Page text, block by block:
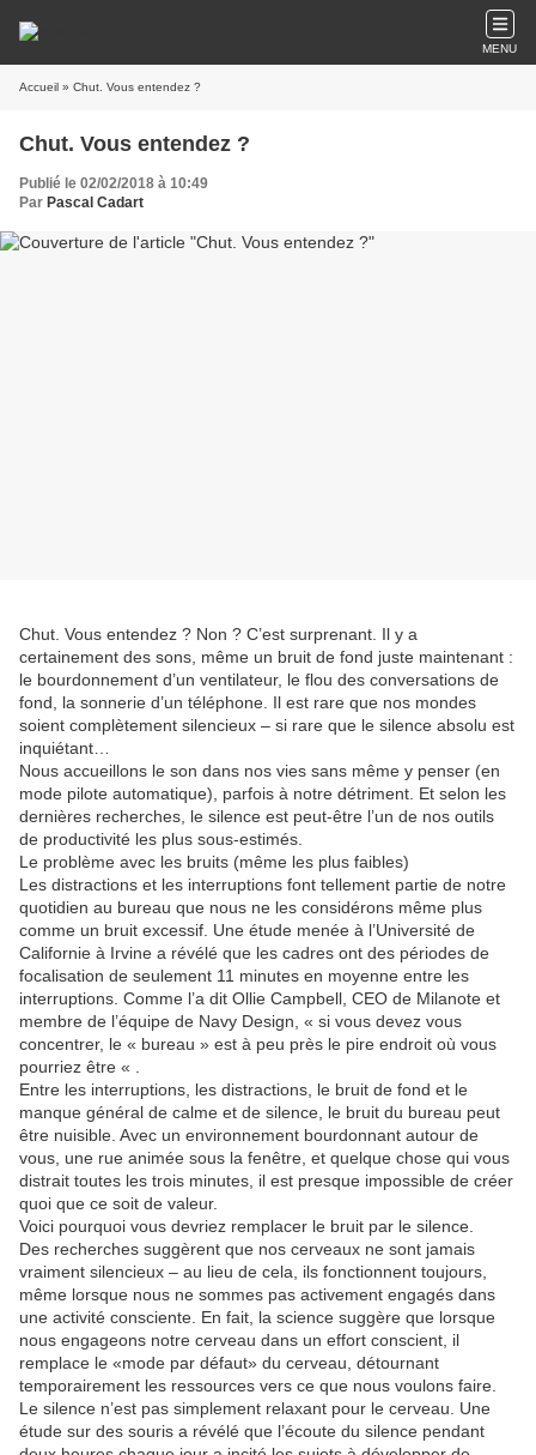
MENU
Accueil » Chut. Vous entendez ?
Chut. Vous entendez ?
Publié le 02/02/2018 à 10:49
Par Pascal Cadart
Chut. Vous entendez ? Non ? C’est surprenant. Il y a
certainement des sons, même un bruit de fond juste maintenant :
le bourdonnement d’un ventilateur, le flou des conversations de
fond, la sonnerie d’un téléphone. Il est rare que nos mondes
soient complètement silencieux – si rare que le silence absolu est
inquiétant…
Nous accueillons le son dans nos vies sans même y penser (en
mode pilote automatique), parfois à notre détriment. Et selon les
dernières recherches, le silence est peut-être l’un de nos outils
de productivité les plus sous-estimés.
Le problème avec les bruits (même les plus faibles)
Les distractions et les interruptions font tellement partie de notre
quotidien au bureau que nous ne les considérons même plus
comme un bruit excessif. Une étude menée à l’Université de
Californie à Irvine a révélé que les cadres ont des périodes de
focalisation de seulement 11 minutes en moyenne entre les
interruptions. Comme l’a dit Ollie Campbell, CEO de Milanote et
membre de l’équipe de Navy Design, « si vous devez vous
concentrer, le « bureau » est à peu près le pire endroit où vous
pourriez être « .
Entre les interruptions, les distractions, le bruit de fond et le
manque général de calme et de silence, le bruit du bureau peut
être nuisible. Avec un environnement bourdonnant autour de
vous, une rue animée sous la fenêtre, et quelque chose qui vous
distrait toutes les trois minutes, il est presque impossible de créer
quoi que ce soit de valeur.
Voici pourquoi vous devriez remplacer le bruit par le silence.
Des recherches suggèrent que nos cerveaux ne sont jamais
vraiment silencieux – au lieu de cela, ils fonctionnent toujours,
même lorsque nous ne sommes pas activement engagés dans
une activité consciente. En fait, la science suggère que lorsque
nous engageons notre cerveau dans un effort conscient, il
remplace le «mode par défaut» du cerveau, détournant
temporairement les ressources vers ce que nous voulons faire.
Le silence n’est pas simplement relaxant pour le cerveau. Une
étude sur des souris a révélé que l’écoute du silence pendant